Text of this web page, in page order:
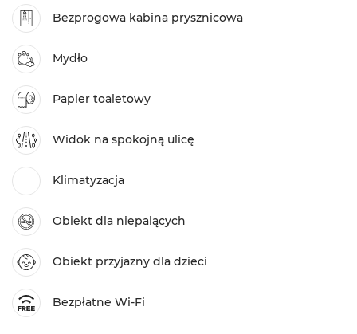
Bezprogowa kabina prysznicowa
Mydło
Papier toaletowy
Widok na spokojną ulicę
Klimatyzacja
Obiekt dla niepalących
Obiekt przyjazny dla dzieci
Bezpłatne Wi-Fi